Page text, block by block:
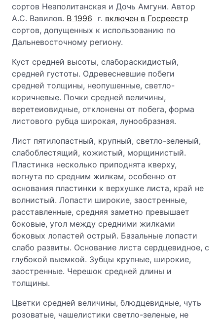
сортов Неаполитанская и Дочь Амгуни. Автор
А.С. Вавилов. В 1996 г. включен в Госреестр
сортов, допущенных к использованию по
Дальневосточному региону.
Куст средней высоты, слабораскидистый,
средней густоты. Одревесневшие побеги
средней толщины, неопушенные, светло-
коричневые. Почки средней величины,
веретеиовидные, отклонены от побега, форма
листового рубца широкая, лунообразная.
Лист пятилопастный, крупный, светло-зеленый,
слабоблестящий, кожистый, морщинистый.
Пластинка несколько приподнята кверху,
вогнута по средним жилкам, особенно от
основания пластинки к верхушке листа, край не
волнистый. Лопасти широкие, заостренные,
расставленные, средняя заметно превышает
боковые, угол между средними жилками
боковых лопастей острый. Базальные лопасти
слабо развиты. Основание листа сердцевидное, с
глубокой выемкой. Зубцы крупные, широкие,
заостренные. Черешок средней длины и
толщины.
Цветки средней величины, блюдцевидные, чуть
розоватые, чашелистики светло-зеленые, не